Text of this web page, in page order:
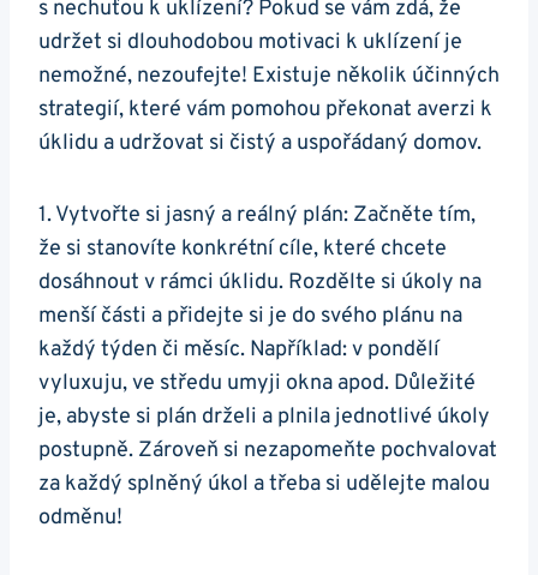
s nechuťou k uklízení? Pokud se vám zdá, že
udržet si dlouhodobou motivaci k uklízení je
nemožné, nezoufejte! Existuje několik účinných
strategií, které vám pomohou překonat averzi k
úklidu a udržovat si čistý a uspořádaný domov.
1. Vytvořte si jasný a reálný plán: Začněte tím,
že si stanovíte konkrétní cíle, které chcete
dosáhnout v rámci úklidu. Rozdělte si úkoly na
menší části a přidejte si je do svého plánu na
každý týden či měsíc. Například: v pondělí
vyluxuju, ve středu umyji okna apod. Důležité
je, abyste si plán drželi a plnila jednotlivé úkoly
postupně. Zároveň si nezapomeňte pochvalovat
za každý splněný úkol a třeba si udělejte malou
odměnu!